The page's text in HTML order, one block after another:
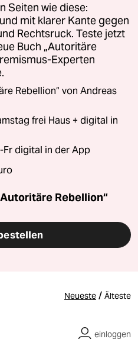
Seiten wie diese:
mit klarer Kante gegen
Rechtsruck. Teste jetzt
Buch „Autoritäre
Experten
Rebellion“ von Andreas
frei Haus + digital in
Fr digital in der App
Rebellion“
Neueste / Älteste
einloggen